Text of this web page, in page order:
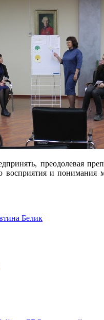
преодолевая
восприятия и
Белик